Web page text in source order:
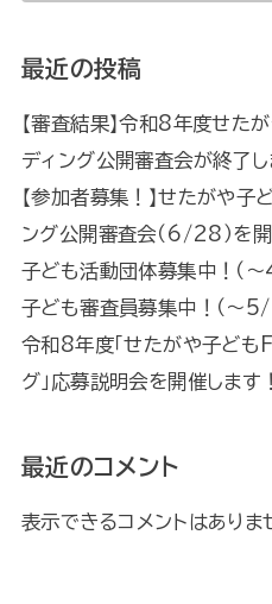
最近の投稿
【審査結果】令和8年度せ
ディング公開審査会が終了し
【参加者募集！】せたがや
ング公開審査会（6/28）を開
子ども活動団体募集中！（
子ども審査員募集中！（～5/
令和8年度「せたがや子ど
グ」応募説明会を開催します
最近のコメント
表示できるコメントはありま